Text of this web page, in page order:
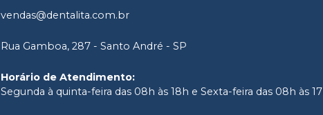
vendas@dentalita.com.br
Rua Gamboa, 287 - Santo André - SP
Horário de Atendimento:
Segunda à quinta-feira das 08h às 18h e Sexta-feira das 08h às